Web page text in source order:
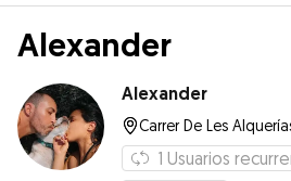
Alexander
Alexander
1 Usuarios